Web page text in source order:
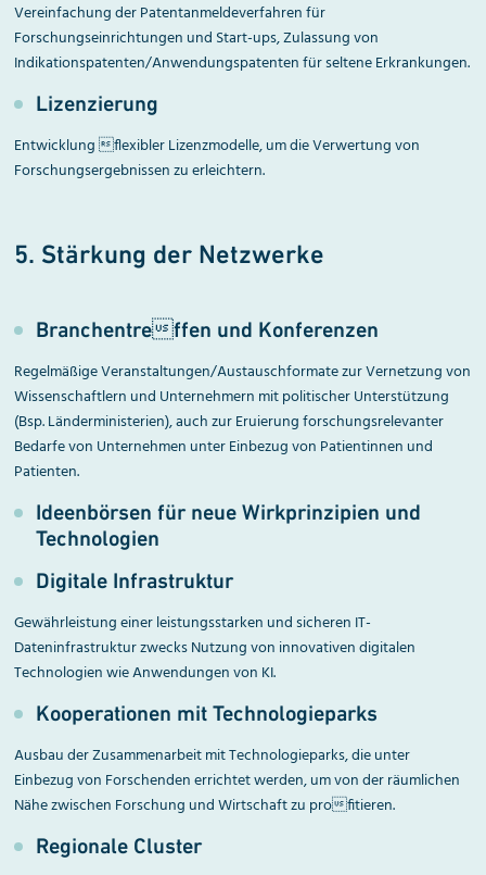
Vereinfachung der Patentanmeldeverfahren für
Forschungseinrichtungen und Start-ups, Zulassung von
Indikationspatenten/Anwendungspatenten für seltene Erkrankungen.
Lizenzierung
Entwicklung flexibler Lizenzmodelle, um die Verwertung von
Forschungsergebnissen zu erleichtern.
5. Stärkung der Netzwerke
Branchentreffen und Konferenzen
Regelmäßige Veranstaltungen/Austauschformate zur Vernetzung von
Wissenschaftlern und Unternehmern mit politischer Unterstützung
(Bsp. Länderministerien), auch zur Eruierung forschungsrelevanter
Bedarfe von Unternehmen unter Einbezug von Patientinnen und
Patienten.
Ideenbörsen für neue Wirkprinzipien und
Technologien
Digitale Infrastruktur
Gewährleistung einer leistungsstarken und sicheren IT-
Dateninfrastruktur zwecks Nutzung von innovativen digitalen
Technologien wie Anwendungen von KI.
Kooperationen mit Technologieparks
Ausbau der Zusammenarbeit mit Technologieparks, die unter
Einbezug von Forschenden errichtet werden, um von der räumlichen
Nähe zwischen Forschung und Wirtschaft zu profitieren.
Regionale Cluster